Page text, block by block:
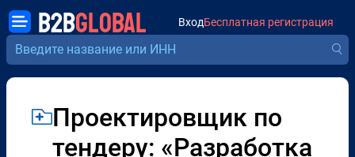
B2BGLOBAL ВходБесплатная регистрация
Проектировщик по
тендеру: «Разработка